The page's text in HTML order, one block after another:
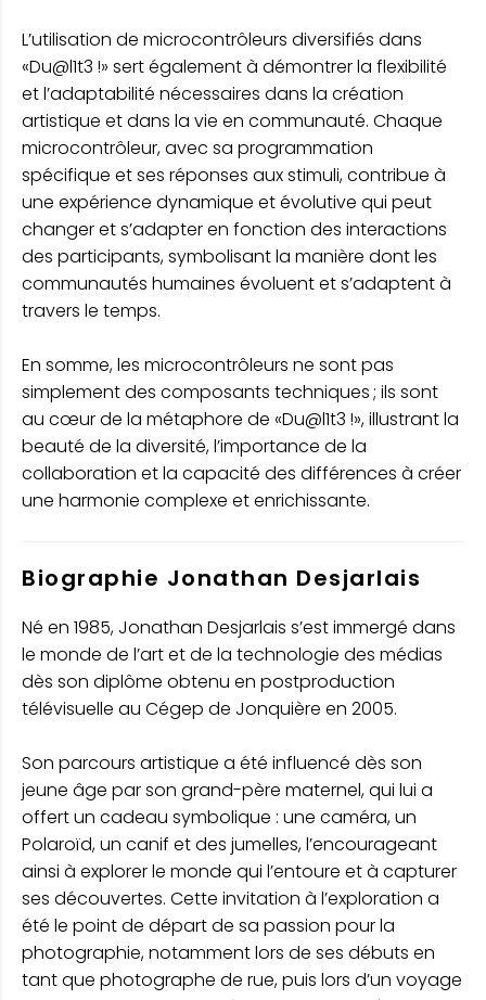
L’utilisation de microcontrôleurs diversifiés dans
«Du@l1t3 !» sert également à démontrer la flexibilité
et l’adaptabilité nécessaires dans la création
artistique et dans la vie en communauté. Chaque
microcontrôleur, avec sa programmation
spécifique et ses réponses aux stimuli, contribue à
une expérience dynamique et évolutive qui peut
changer et s’adapter en fonction des interactions
des participants, symbolisant la manière dont les
communautés humaines évoluent et s’adaptent à
travers le temps.
En somme, les microcontrôleurs ne sont pas
simplement des composants techniques ; ils sont
au cœur de la métaphore de «Du@l1t3 !», illustrant la
beauté de la diversité, l’importance de la
collaboration et la capacité des différences à créer
une harmonie complexe et enrichissante.
Biographie Jonathan Desjarlais
Né en 1985, Jonathan Desjarlais s’est immergé dans
le monde de l’art et de la technologie des médias
dès son diplôme obtenu en postproduction
télévisuelle au Cégep de Jonquière en 2005.
Son parcours artistique a été influencé dès son
jeune âge par son grand-père maternel, qui lui a
offert un cadeau symbolique : une caméra, un
Polaroïd, un canif et des jumelles, l’encourageant
ainsi à explorer le monde qui l’entoure et à capturer
ses découvertes. Cette invitation à l’exploration a
été le point de départ de sa passion pour la
photographie, notamment lors de ses débuts en
tant que photographe de rue, puis lors d’un voyage